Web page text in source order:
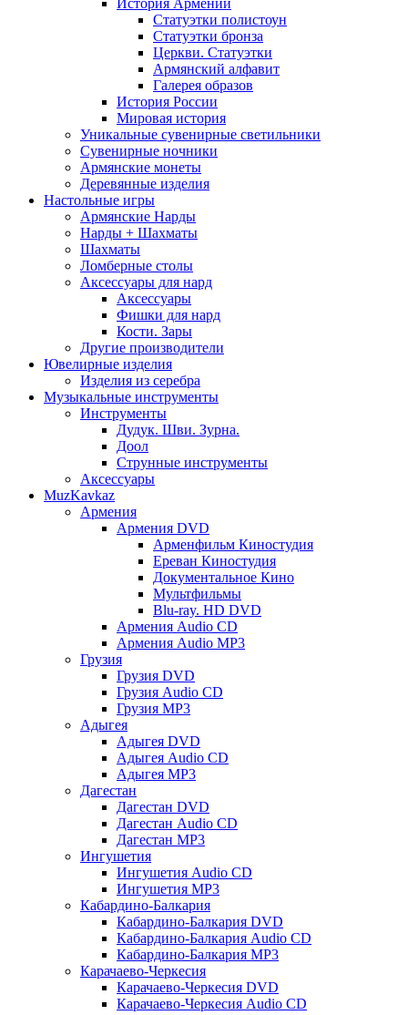
История Армении
Статуэтки полистоун
Статуэтки бронза
Церкви. Статуэтки
Армянский алфавит
Галерея образов
История России
Мировая история
Уникальные сувенирные светильники
Сувенирные ночники
Армянские монеты
Деревянные изделия
Настольные игры
Армянские Нарды
Нарды + Шахматы
Шахматы
Ломберные столы
Аксессуары для нард
Аксессуары
Фишки для нард
Кости. Зары
Другие производители
Ювелирные изделия
Изделия из серебра
Музыкальные инструменты
Инструменты
Дудук. Шви. Зурна.
Доол
Струнные инструменты
Аксессуары
MuzKavkaz
Армения
Армения DVD
Арменфильм Киностудия
Ереван Киностудия
Документальное Кино
Мультфильмы
Blu-ray. HD DVD
Армения Audio CD
Армения Audio MP3
Грузия
Грузия DVD
Грузия Audio CD
Грузия MP3
Адыгея
Адыгея DVD
Адыгея Audio CD
Адыгея MP3
Дагестан
Дагестан DVD
Дагестан Audio CD
Дагестан MP3
Ингушетия
Ингушетия Audio CD
Ингушетия MP3
Кабардино-Балкария
Кабардино-Балкария DVD
Кабардино-Балкария Audio CD
Кабардино-Балкария MP3
Карачаево-Черкесия
Карачаево-Черкесия DVD
Карачаево-Черкесия Audio CD